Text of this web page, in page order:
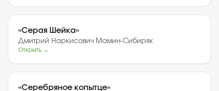
«Серая Шейка»
Дмитрий Наркисович Мамин-Сибиряк
Открыть →
«Серебряное копытце»